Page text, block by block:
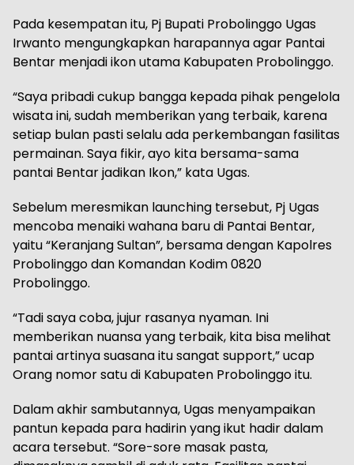
Pada kesempatan itu, Pj Bupati Probolinggo Ugas
Irwanto mengungkapkan harapannya agar Pantai
Bentar menjadi ikon utama Kabupaten Probolinggo.
“Saya pribadi cukup bangga kepada pihak pengelola
wisata ini, sudah memberikan yang terbaik, karena
setiap bulan pasti selalu ada perkembangan fasilitas
permainan. Saya fikir, ayo kita bersama-sama
pantai Bentar jadikan Ikon,” kata Ugas.
Sebelum meresmikan launching tersebut, Pj Ugas
mencoba menaiki wahana baru di Pantai Bentar,
yaitu “Keranjang Sultan”, bersama dengan Kapolres
Probolinggo dan Komandan Kodim 0820
Probolinggo.
“Tadi saya coba, jujur rasanya nyaman. Ini
memberikan nuansa yang terbaik, kita bisa melihat
pantai artinya suasana itu sangat support,” ucap
Orang nomor satu di Kabupaten Probolinggo itu.
Dalam akhir sambutannya, Ugas menyampaikan
pantun kepada para hadirin yang ikut hadir dalam
acara tersebut. “Sore-sore masak pasta,